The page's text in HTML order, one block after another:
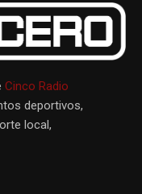
Cinco Radio
deportivos,
local,